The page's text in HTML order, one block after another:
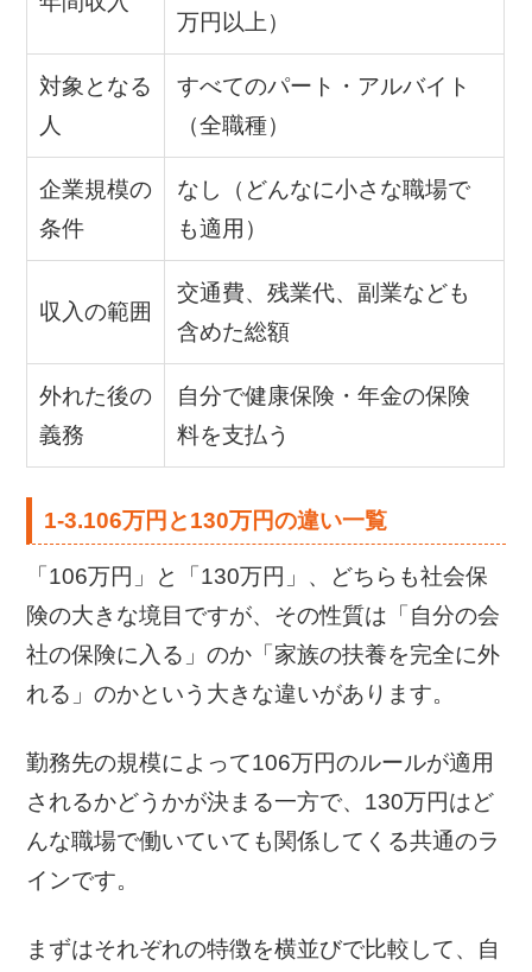
万円以上）
対象となる
人
すべてのパート・アルバイト
（全職種）
企業規模の
条件
なし（どんなに小さな職場で
も適用）
収入の範囲
交通費、残業代、副業なども
含めた総額
外れた後の
義務
自分で健康保険・年金の保険
料を支払う
1-3.106万円と130万円の違い一覧
「106万円」と「130万円」、どちらも社会保
険の大きな境目ですが、その性質は「自分の会
社の保険に入る」のか「家族の扶養を完全に外
れる」のかという大きな違いがあります。
勤務先の規模によって106万円のルールが適用
されるかどうかが決まる一方で、130万円はど
んな職場で働いていても関係してくる共通のラ
インです。
まずはそれぞれの特徴を横並びで比較して、自